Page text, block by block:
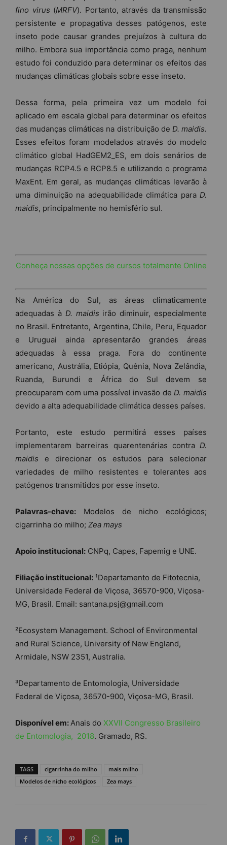
fino virus (MRFV). Portanto, através da transmissão
persistente e propagativa desses patógenos, este
inseto pode causar grandes prejuízos à cultura do
milho. Embora sua importância como praga, nenhum
estudo foi conduzido para determinar os efeitos das
mudanças climáticas globais sobre esse inseto.
Dessa forma, pela primeira vez um modelo foi
aplicado em escala global para determinar os efeitos
das mudanças climáticas na distribuição de D. maidis.
Esses efeitos foram modelados através do modelo
climático global HadGEM2_ES, em dois senários de
mudanças RCP4.5 e RCP8.5 e utilizando o programa
MaxEnt. Em geral, as mudanças climáticas levarão à
uma diminuição na adequabilidade climática para D.
maidis, principalmente no hemisfério sul.
Conheça nossas opções de cursos totalmente Online
Na América do Sul, as áreas climaticamente
adequadas à D. maidis irão diminuir, especialmente
no Brasil. Entretanto, Argentina, Chile, Peru, Equador
e Uruguai ainda apresentarão grandes áreas
adequadas à essa praga. Fora do continente
americano, Austrália, Etiópia, Quênia, Nova Zelândia,
Ruanda, Burundi e África do Sul devem se
preocuparem com uma possível invasão de D. maidis
devido a alta adequabilidade climática desses países.
Portanto, este estudo permitirá esses países
implementarem barreiras quarentenárias contra D.
maidis e direcionar os estudos para selecionar
variedades de milho resistentes e tolerantes aos
patógenos transmitidos por esse inseto.
Palavras-chave: Modelos de nicho ecológicos;
cigarrinha do milho; Zea mays
Apoio institucional: CNPq, Capes, Fapemig e UNE.
Filiação institucional: ¹Departamento de Fitotecnia,
Universidade Federal de Viçosa, 36570-900, Viçosa-
MG, Brasil. Email: santana.psj@gmail.com
²Ecosystem Management. School of Environmental
and Rural Science, University of New England,
Armidale, NSW 2351, Australia.
³Departamento de Entomologia, Universidade
Federal de Viçosa, 36570-900, Viçosa-MG, Brasil.
Disponível em: Anais do XXVII Congresso Brasileiro
de Entomologia, 2018. Gramado, RS.
TAGS cigarrinha do milho
mais milho
Modelos de nicho ecológicos
Zea mays